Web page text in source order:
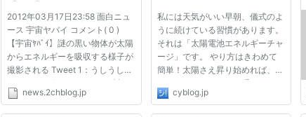
2012年03月17日23:58 面白ニュ
ース 宇宙ヤバイ コメント( 0 )
【宇宙ﾔﾊﾞｲ】謎の黒い物体が太陽
からエネルギーを吸収する様子が
撮影される Tweet 1：うしうしタ
イフーンφ ★：2012/03/16(金)
14:09:52.02 ID:???0 ★「ＵＦＯ
news.2chblog.jp
私には天気がいい早朝、儀式のよ
うに続けている習慣があります。
それは「太陽電池エネルギーチャ
ージ」です。 やり方はきわめて
簡単！太陽さえ昇り始めれば、誰
でも、どこででも、一瞬でできま
す。 早起きする 外に出て、朝陽
cyblog.jp